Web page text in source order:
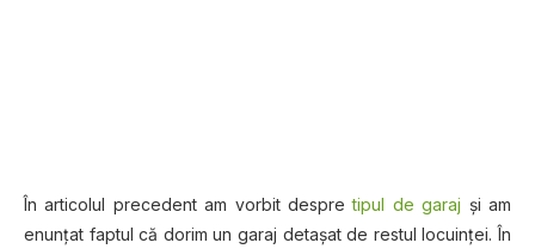
În articolul precedent am vorbit despretipul de garaj și am
enunțat faptul că dorim un garaj detașat de restul locuinței. În